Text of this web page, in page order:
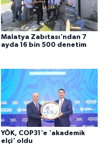
Malatya Zabıtası'ndan 7
ayda 16 bin 500 denetim
YÖK, COP31'e 'akademik
elçi' oldu